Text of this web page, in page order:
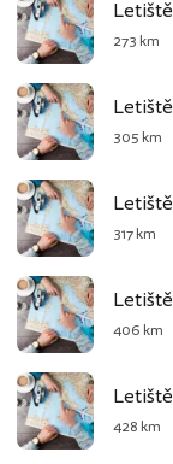
273 km
305 km
317 km
406 km
428 km